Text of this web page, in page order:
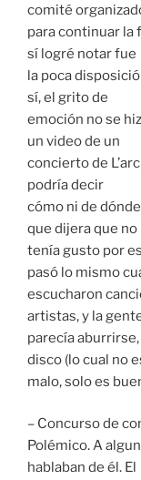
comité
para continuar la
sí logré notar fue
la poca
sí, el grito de
emoción no se
un video de un
concierto de
podría decir
cómo ni de
que dijera que no
tenía gusto por
pasó lo mismo
escucharon
artistas, y la
parecía
disco (lo cual no
malo, solo es
– Concurso de
Polémico. A
hablaban de él. El